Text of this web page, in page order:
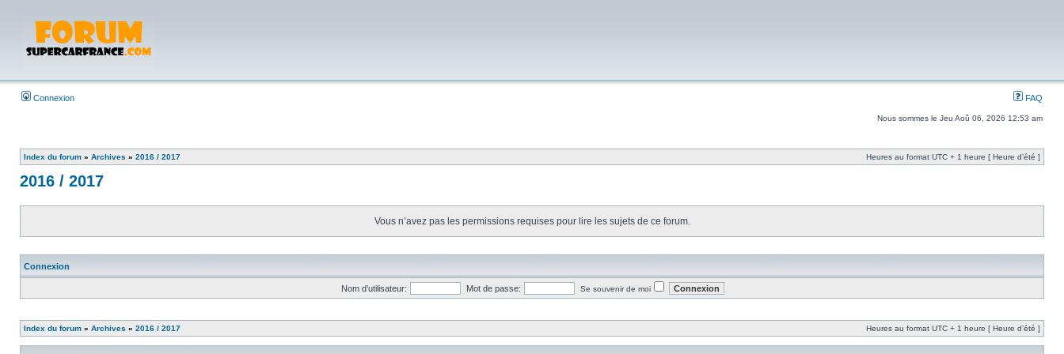
Connexion FAQ
Nous sommes le Jeu Aoû 06, 2026 12:53 am
Index du forum » Archives » 2016 / 2017 Heures au format UTC + 1 heure [ Heure d’été ]
2016 / 2017
Vous n’avez pas les permissions requises pour lire les sujets de ce forum.
Connexion
Nom d’utilisateur: Mot de passe: Se souvenir de moi
Index du forum » Archives » 2016 / 2017 Heures au format UTC + 1 heure [ Heure d’été ]